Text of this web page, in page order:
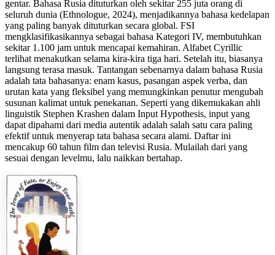
gentar. Bahasa Rusia dituturkan oleh sekitar 255 juta orang di
seluruh dunia (Ethnologue, 2024), menjadikannya bahasa kedelapan
yang paling banyak dituturkan secara global. FSI
mengklasifikasikannya sebagai bahasa Kategori IV, membutuhkan
sekitar 1.100 jam untuk mencapai kemahiran. Alfabet Cyrillic
terlihat menakutkan selama kira-kira tiga hari. Setelah itu, biasanya
langsung terasa masuk. Tantangan sebenarnya dalam bahasa Rusia
adalah tata bahasanya: enam kasus, pasangan aspek verba, dan
urutan kata yang fleksibel yang memungkinkan penutur mengubah
susunan kalimat untuk penekanan. Seperti yang dikemukakan ahli
linguistik Stephen Krashen dalam Input Hypothesis, input yang
dapat dipahami dari media autentik adalah salah satu cara paling
efektif untuk menyerap tata bahasa secara alami. Daftar ini
mencakup 60 tahun film dan televisi Rusia. Mulailah dari yang
sesuai dengan levelmu, lalu naikkan bertahap.